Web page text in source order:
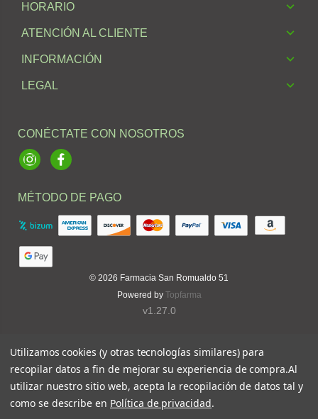
HORARIO
ATENCIÓN AL CLIENTE
INFORMACIÓN
LEGAL
CONÉCTATE CON NOSOTROS
InstagramFacebook
MÉTODO DE PAGO
© 2026 Farmacia San Romualdo 51
Powered by Topfarma
v1.27.0
Utilizamos cookies (y otras tecnologías similares) para
recopilar datos a fin de mejorar su experiencia de compra.Al
utilizar nuestro sitio web, acepta la recopilación de datos tal y
como se describe en Política de privacidad.